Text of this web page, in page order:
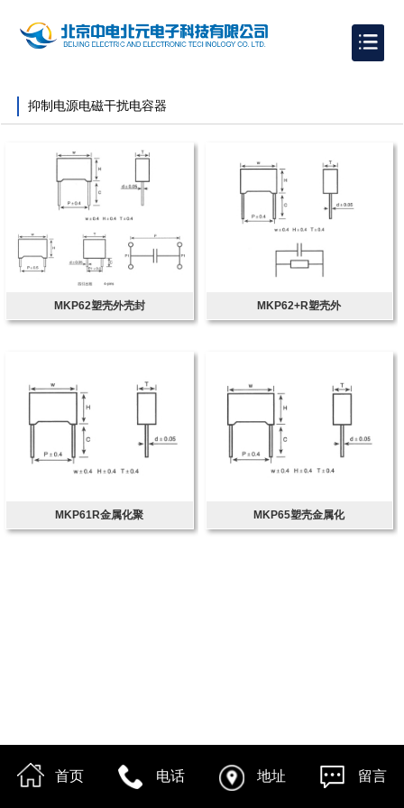
抑制电源电磁干扰电容器
MKP62塑壳外壳封 MKP62+R塑壳外
MKP61R金属化聚 MKP65塑壳金属化
首页 电话 地址 留言